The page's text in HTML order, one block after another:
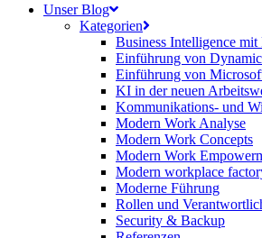
search
Menu
Unser Blog
Kategorien
Business Intelligence
Einführung von
Einführung von
KI in der neuen
Kommunikations- und
Modern Work Analyse
Modern Work Concepts
Modern Work
Modern workplace
Moderne Führung
Rollen und
Security & Backup